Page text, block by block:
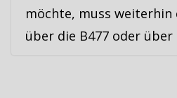
möchte, muss
über die B477 oder